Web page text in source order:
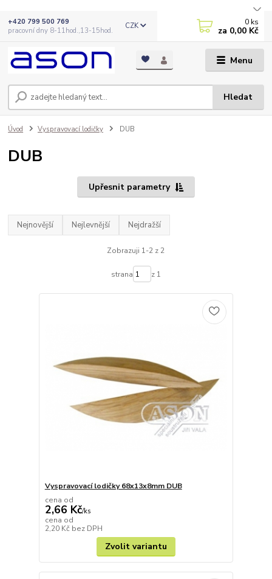
Menu
CZK
Hledat
+420 799 500 769
pracovní dny 8-11hod.,13-15hod.
0 ks
za 0,00 Kč
Úvod Vyspravovací lodičky DUB
DUB
Upřesnit parametry
Nejnovější Nejlevnější Nejdražší
Zobrazuji 1-2 z 2
strana z 1
Vyspravovací lodičky 68x13x8mm DUB
cena od
2,66 Kč/ks
cena od
2,20 Kč bez DPH
Zvolit variantu